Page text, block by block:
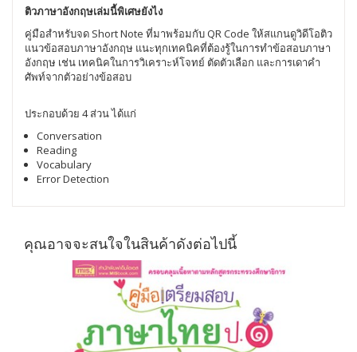
ติวภาษาอังกฤษเล่มนี้พิเศษยังไง
คู่มือสำหรับจด Short Note ที่มาพร้อมกับ QR Code ให้สแกนดูวิดีโอติว
แนวข้อสอบภาษาอังกฤษ แนะทุกเทคนิคที่ต้องรู้ในการทำข้อสอบภาษา
อังกฤษ เช่น เทคนิคในการวิเคราะห์โจทย์ ตัดตัวเลือก และการเดาคำ
ศัพท์จากตัวอย่างข้อสอบ
ประกอบด้วย 4 ส่วน ได้แก่
Conversation
Reading
Vocabulary
Error Detection
คุณอาจจะสนใจในสินค้าดังต่อไปนี้